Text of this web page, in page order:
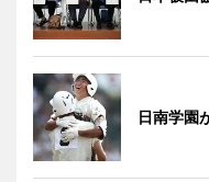
日南学園